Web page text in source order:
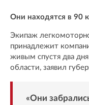
Они находятся в 90
Экипаж
принадлежит
живым спустя два
области, заявил
«Они